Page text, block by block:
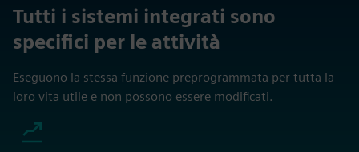
Tutti i sistemi integrati sono
specifici per le attività
Eseguono la stessa funzione preprogrammata per tutta la
loro vita utile e non possono essere modificati.